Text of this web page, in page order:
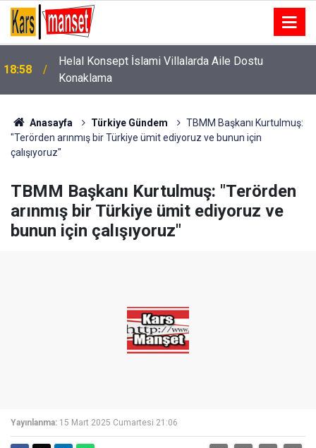
18:58
Helal Konsept İslami Villalarda Aile Dostu
Konaklama
18:57
Bingöl’de aranan 15 kişi yakalandı
Anasayfa Türkiye Gündem
TBMM Başkanı Kurtulmuş:
"Terörden arınmış bir Türkiye ümit ediyoruz ve bunun için
çalışıyoruz"
TBMM Başkanı Kurtulmuş: "Terörden
arınmış bir Türkiye ümit ediyoruz ve
bunun için çalışıyoruz"
Yayınlanma: 15 Mart 2025 Cumartesi 21:06